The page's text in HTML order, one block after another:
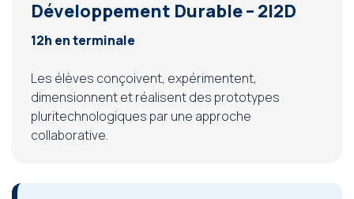
Développement Durable – 2I2D
12h en terminale
Les élèves conçoivent, expérimentent,
dimensionnent et réalisent des prototypes
pluritechnologiques par une approche
collaborative.